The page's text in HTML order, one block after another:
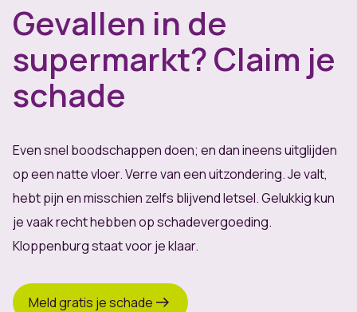
Gevallen in de
supermarkt? Claim je
schade
Even snel boodschappen doen; en dan ineens uitglijden
op een natte vloer. Verre van een uitzondering. Je valt,
hebt pijn en misschien zelfs blijvend letsel. Gelukkig kun
je vaak recht hebben op schadevergoeding.
Kloppenburg staat voor je klaar.
Meld gratis je schade